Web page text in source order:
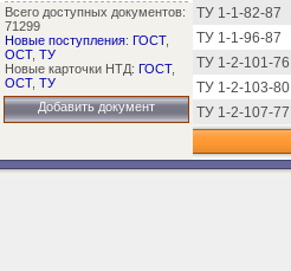
Всего доступных документов:
71299
Новые поступления: ГОСТ,
ОСТ, ТУ
Новые карточки НТД: ГОСТ,
ОСТ, ТУ
Добавить документ
ТУ 1-1-82-87
ТУ 1-1-96-87
ТУ 1-2-101-76
ТУ 1-2-103-80
ТУ 1-2-107-77